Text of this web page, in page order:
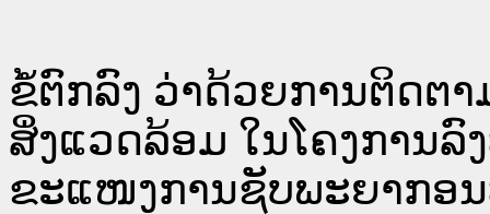
ຂໍ້ຕົກລົງ ວ່າດ້ວຍການຕິດຕ
ສິ່ງແວດລ້ອມ ໃນໂຄງການລົ
ຂະແໜງການຊັບພະຍາກອ